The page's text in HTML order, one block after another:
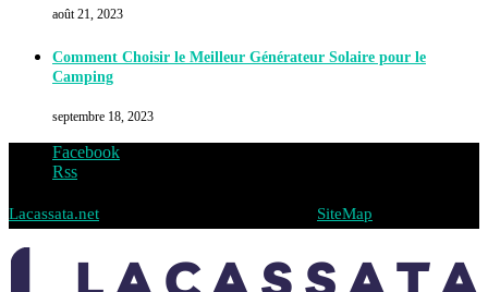
août 21, 2023
Comment Choisir le Meilleur Générateur Solaire pour le
Camping
septembre 18, 2023
Facebook
Rss
Lacassata.net SiteMap